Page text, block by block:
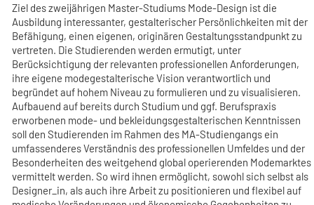
Ziel des zweijährigen Master-Studiums Mode-Design ist die
Ausbildung interessanter, gestalterischer Persönlichkeiten mit der
Befähigung, einen eigenen, originären Gestaltungsstandpunkt zu
vertreten. Die Studierenden werden ermutigt, unter
Berücksichtigung der relevanten professionellen Anforderungen,
ihre eigene modegestalterische Vision verantwortlich und
begründet auf hohem Niveau zu formulieren und zu visualisieren.
Aufbauend auf bereits durch Studium und ggf. Berufspraxis
erworbenen mode- und bekleidungsgestalterischen Kenntnissen
soll den Studierenden im Rahmen des MA-Studiengangs ein
umfassenderes Verständnis des professionellen Umfeldes und der
Besonderheiten des weitgehend global operierenden Modemarktes
vermittelt werden. So wird ihnen ermöglicht, sowohl sich selbst als
Designer_in, als auch ihre Arbeit zu positionieren und flexibel auf